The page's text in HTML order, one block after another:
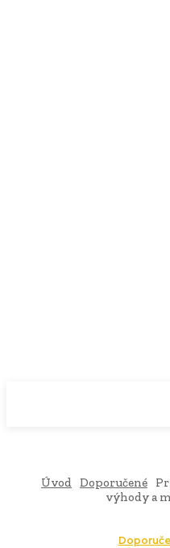
Úvod Doporučené
výhody a